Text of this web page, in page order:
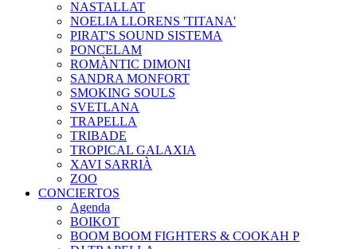
NASTALLAT
NOELIA LLORENS 'TITANA'
PIRAT'S SOUND SISTEMA
PONCELAM
ROMÀNTIC DIMONI
SANDRA MONFORT
SMOKING SOULS
SVETLANA
TRAPELLA
TRIBADE
TROPICAL GALAXIA
XAVI SARRIÀ
ZOO
CONCIERTOS
Agenda
BOIKOT
BOOM BOOM FIGHTERS & COOKAH P